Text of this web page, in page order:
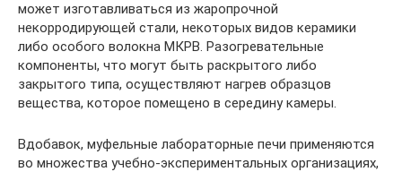
может изготавливаться из жаропрочной
некорродирующей стали, некоторых видов керамики
либо особого волокна МКРВ. Разогревательные
компоненты, что могут быть раскрытого либо
закрытого типа, осуществляют нагрев образцов
вещества, которое помещено в середину камеры.
Вдобавок, муфельные лабораторные печи применяются
во множества учебно-экспериментальных организациях,